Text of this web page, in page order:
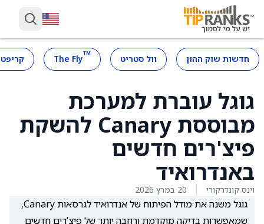
חדשות שוק ההון וול סטריט ™
The Fly
גוגל עוברת למערכת
מבוססת Canary להשקת
פיצ'רים חדשים
באנדרואיד
וינס קונדרקורי 20 במרץ 2026
גוגל משנה את מודל הפיתוח של אנדרואיד לגרסאות Canary,
שמאפשרות בדיקה מוקדמת ורחבה יותר של פיצ'רים חדשים